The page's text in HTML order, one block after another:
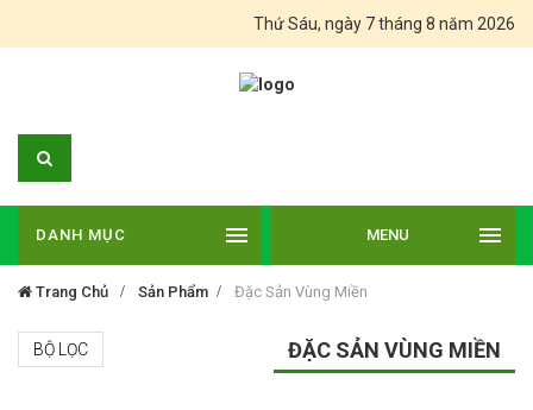
Thứ Sáu, ngày 7 tháng 8 năm 2026
DANH MỤC MENU
Trang Chủ Sản Phẩm Đặc Sản Vùng Miền
BỘ LỌC ĐẶC SẢN VÙNG MIỀN